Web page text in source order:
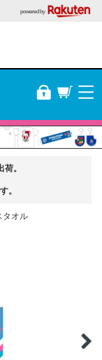
powered by
。
。
タオル